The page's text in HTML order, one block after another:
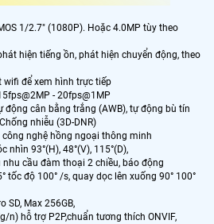
1/2.7" (1080P). Hoặc 4.0MP tùy theo
hiện tiếng ồn, phát hiện chuyển động, theo
để xem hình trực tiếp
- 20fps@1MP
cân bằng trắng (AWB), tự động bù tín
nhiễu (3D-DNR)
nghệ hồng ngoại thông minh
93°(H), 48°(V), 115°(D),
cầu đàm thoại 2 chiều, báo động
tốc độ 100° /s, quay dọc lên xuống 90° 100°
Max 256GB,
hỗ trợ P2P,chuẩn tương thích ONVIF,